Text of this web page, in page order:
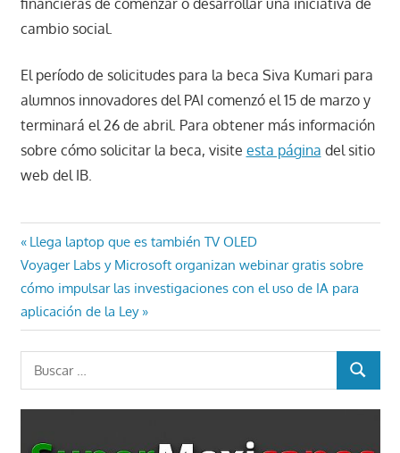
financieras de comenzar o desarrollar una iniciativa de
cambio social.
El período de solicitudes para la beca Siva Kumari para
alumnos innovadores del PAI comenzó el 15 de marzo y
terminará el 26 de abril. Para obtener más información
sobre cómo solicitar la beca, visite esta página del sitio
web del IB.
Navegación
de
entradas
Entrada
anterior:
Llega laptop que es también TV OLED
Entrada
siguiente:
Voyager Labs y Microsoft organizan webinar gratis sobre
cómo impulsar las investigaciones con el uso de IA para
aplicación de la Ley
BUSCAR